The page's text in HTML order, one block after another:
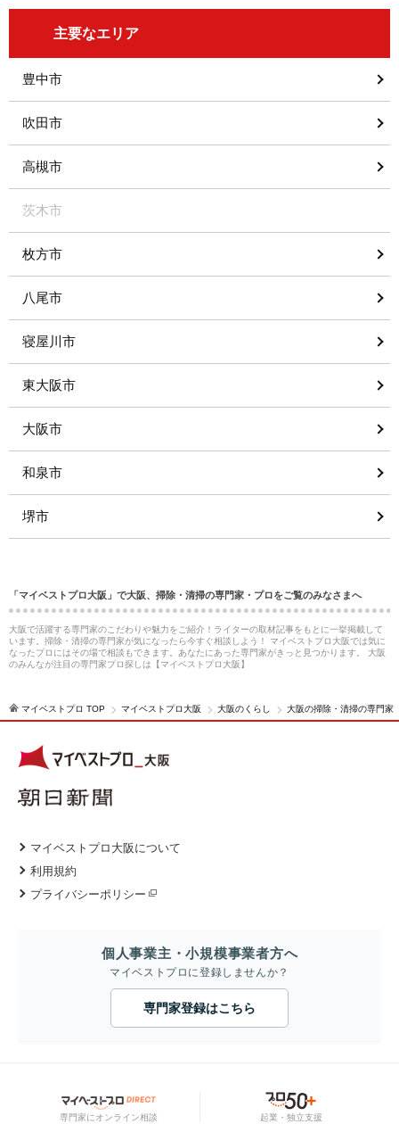
主要なエリア
豊中市
吹田市
高槻市
茨木市
枚方市
八尾市
寝屋川市
東大阪市
大阪市
和泉市
堺市
「マイベストプロ大阪」で大阪、掃除・清掃の専門家・プロをご覧のみなさまへ
大阪で活躍する専門家のこだわりや魅力をご紹介！ライターの取材記事をもとに一挙掲載して
います。掃除・清掃の専門家が気になったら今すぐ相談しよう！ マイベストプロ大阪では気に
なったプロにはその場で相談もできます。あなたにあった専門家がきっと見つかります。 大阪
のみんなが注目の専門家プロ探しは【マイベストプロ大阪】
マイベストプロ TOP マイベストプロ大阪 大阪のくらし 大阪の掃除・清掃の専門家
マイベストプロ大阪について
利用規約
プライバシーポリシー
個人事業主・小規模事業者方へ
マイベストプロに登録しませんか？
専門家登録はこちら
専門家にオンライン相談 起業・独立支援